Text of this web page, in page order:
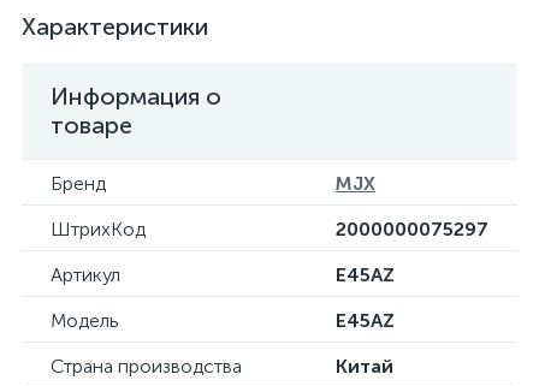
Характеристики
Информация о
товаре
Бренд
MJX
ШтрихКод
2000000075297
Артикул
E45AZ
Модель
E45AZ
Страна производства
Китай